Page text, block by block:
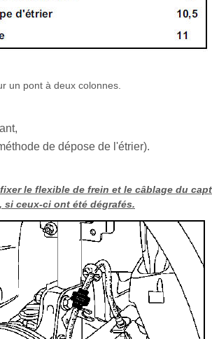
un pont à deux colonnes.
de dépose de l'étrier).
le flexible de frein et le câblage du
si ceux-ci ont été dégrafés.